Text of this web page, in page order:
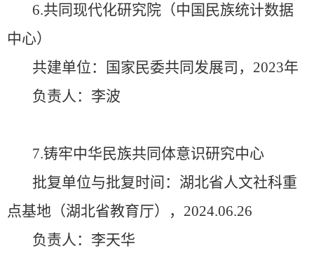
6.共同现代化研究院（中国民族统计数据
中心）
共建单位：国家民委共同发展司，2023年
负责人：李波
7.铸牢中华民族共同体意识研究中心
批复单位与批复时间：湖北省人文社科重
点基地（湖北省教育厅），2024.06.26
负责人：李天华